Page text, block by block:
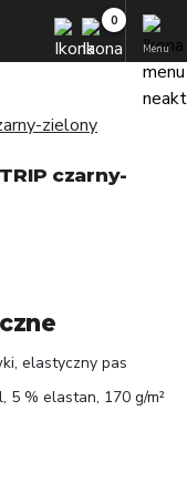
Menu
czarny-
elastyczny pas
5 % elastan, 170 g/m²